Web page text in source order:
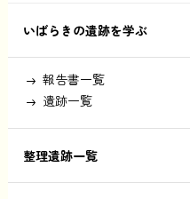
いばらきの遺跡を学ぶ
報告書一覧
遺跡一覧
整理遺跡一覧